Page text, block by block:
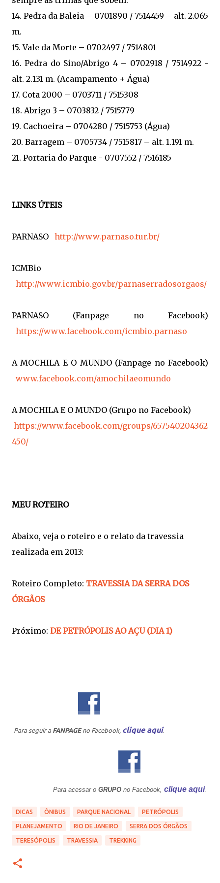
14. Pedra da Baleia – 0701890 / 7514459 – alt. 2.065
m.
15. Vale da Morte – 0702497 / 7514801
16. Pedra do Sino/Abrigo 4 – 0702918 / 7514922 -
alt. 2.131 m. (Acampamento + Água)
17. Cota 2000 – 0703711 / 7515308
18. Abrigo 3 – 0703832 / 7515779
19. Cachoeira – 0704280 / 7515753 (Água)
20. Barragem – 0705734 / 7515817 – alt. 1.191 m.
21. Portaria do Parque - 0707552 / 7516185
LINKS ÚTEIS
PARNASO http://www.parnaso.tur.br/
ICMBio
http://www.icmbio.gov.br/parnaserradosorgaos/
PARNASO (Fanpage no Facebook)
https://www.facebook.com/icmbio.parnaso
A MOCHILA E O MUNDO (Fanpage no Facebook)
www.facebook.com/amochilaeomundo
A MOCHILA E O MUNDO (Grupo no Facebook)
https://www.facebook.com/groups/657540204362
450/
MEU ROTEIRO
Abaixo, veja o roteiro e o relato da travessia
realizada em 2013:
Roteiro Completo: TRAVESSIA DA SERRA DOS
ÓRGÃOS
Próximo: DE PETRÓPOLIS AO AÇU (DIA 1)
Para seguir a FANPAGEno Facebook, clique aqui
Para acessar o GRUPOno Facebook, clique aqui.
DICAS ÔNIBUS PARQUE NACIONAL PETRÓPOLIS
PLANEJAMENTO RIO DE JANEIRO SERRA DOS ÓRGÃOS
TERESÓPOLIS TRAVESSIA TREKKING